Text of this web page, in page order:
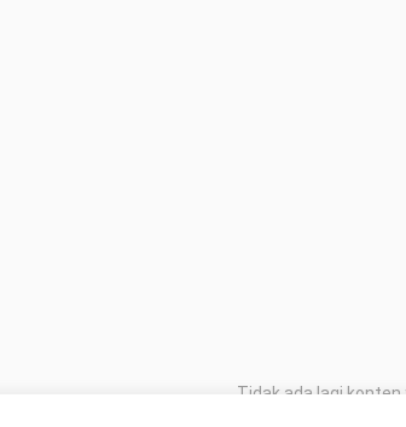
Tidak ada lagi konten